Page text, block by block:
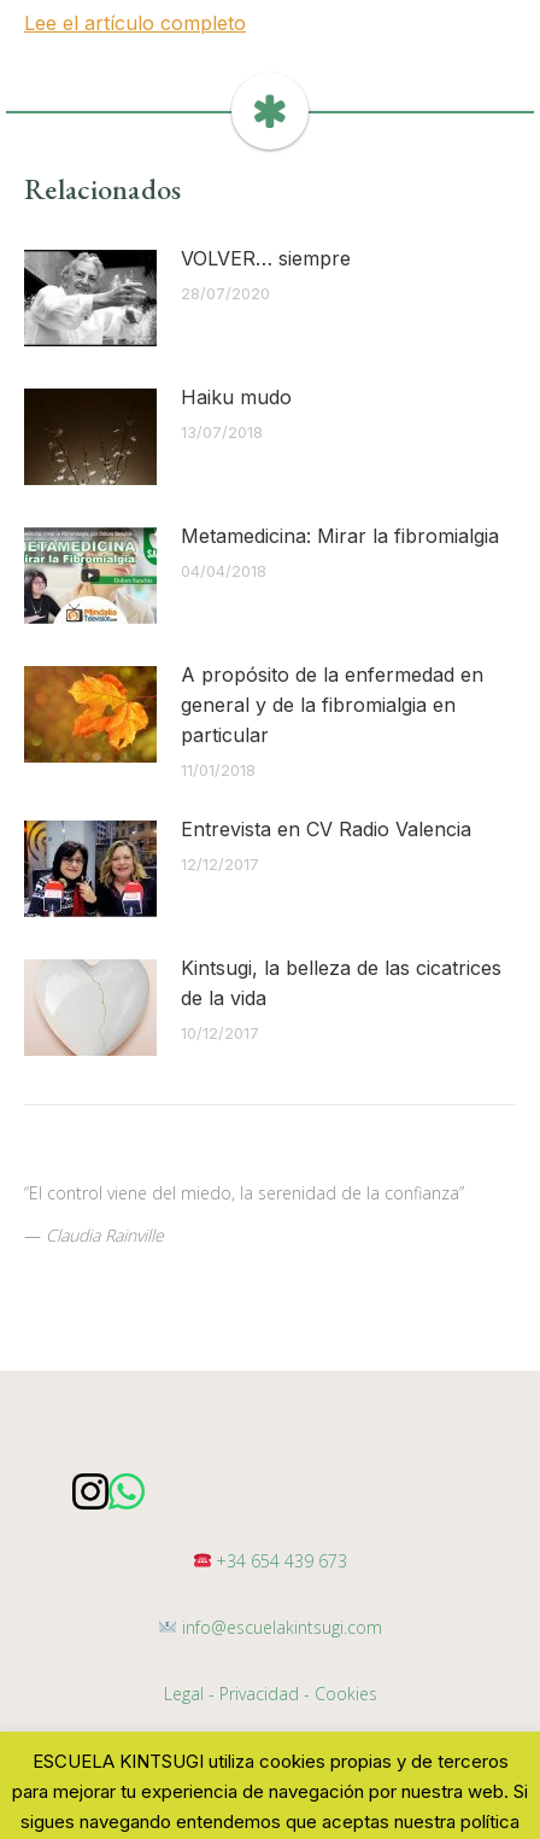
Lee el artículo completo
Relacionados
VOLVER… siempre
28/07/2020
Haiku mudo
13/07/2018
Metamedicina: Mirar la fibromialgia
04/04/2018
A propósito de la enfermedad en
general y de la fibromialgia en
particular
11/01/2018
Entrevista en CV Radio Valencia
12/12/2017
Kintsugi, la belleza de las cicatrices
de la vida
10/12/2017
“El control viene del miedo, la serenidad de la confianza”
— Claudia Rainville
+34 654 439 673
info@escuelakintsugi.com
Legal - Privacidad - Cookies
ESCUELA KINTSUGI utiliza cookies propias y de terceros
para mejorar tu experiencia de navegación por nuestra web. Si
sigues navegando entendemos que aceptas nuestra política